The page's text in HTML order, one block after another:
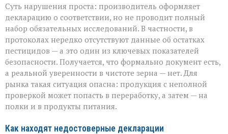
Суть нарушения проста: производитель оформляет
декларацию о соответствии, но не проводит полный
набор обязательных исследований. В частности, в
протоколах нередко отсутствуют данные об остатках
пестицидов — а это один из ключевых показателей
безопасности. Получается, что формально документ есть,
а реальной уверенности в чистоте зерна — нет. Для
рынка такая ситуация опасна: продукция с неполной
проверкой может попасть в переработку, а затем — на
полки и в продукты питания.
Как находят недостоверные декларации